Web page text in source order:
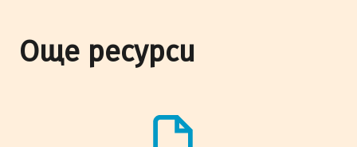
Още ресурси